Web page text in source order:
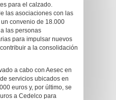
para el calzado.
las asociaciones con las
convenio de 18.000
las personas
para impulsar nuevos
a la consolidación
a cabo con Aesec en
servicios ubicados en
euros y, por último, se
a Cedelco para